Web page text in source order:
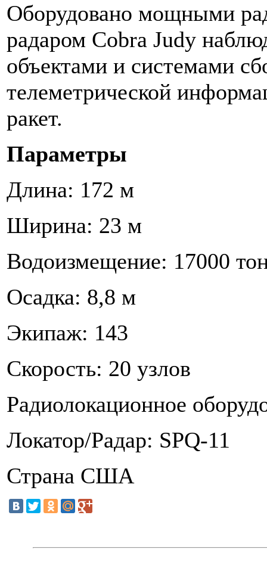
Оборудовано мощными
радаром Cobra Judy
объектами и системами
телеметрической
ракет.
Параметры
Длина: 172 м
Ширина: 23 м
Водоизмещение: 17000
Осадка: 8,8 м
Экипаж: 143
Скорость: 20 узлов
Радиолокационное
Локатор/Радар: SPQ-11
Страна США